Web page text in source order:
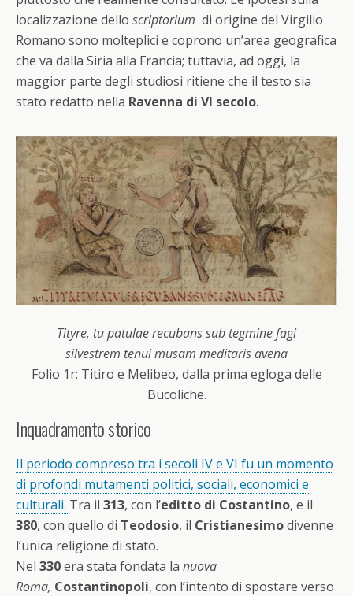
localizzazione dello scriptorium di origine del Virgilio
Romano sono molteplici e coprono un’area geografica
che va dalla Siria alla Francia; tuttavia, ad oggi, la
maggior parte degli studiosi ritiene che il testo sia
stato redatto nella Ravenna di VI secolo.
Tityre, tu patulae recubans sub tegmine fagi
silvestrem tenui musam meditaris avena
Folio 1r: Titiro e Melibeo, dalla prima egloga delle
Bucoliche.
Inquadramento storico
Il periodo compreso tra i secoli IV e VI fu un momento
di profondi mutamenti politici, sociali, economici e
culturali. Tra il 313, con l’editto di Costantino, e il
380, con quello di Teodosio, il Cristianesimodivenne
l’unica religione di stato.
Nel 330era stata fondata la nuova
Roma, Costantinopoli, con l’intento di spostare verso